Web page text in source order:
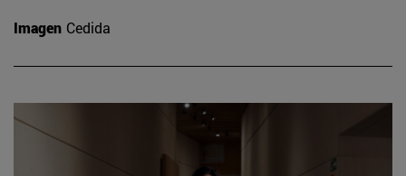
Imagen Cedida